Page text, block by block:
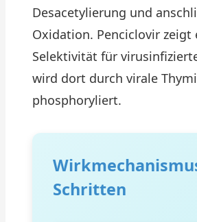
Desacetylierung und
Oxidation. Penciclovir zeigt
Selektivität für
wird dort durch virale
phosphoryliert.
Schritten